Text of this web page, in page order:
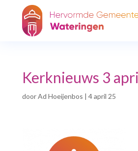
Kerknieuws 3
doorAd Hoeijenbos | 4 april 25